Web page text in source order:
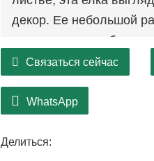
декор. Ее небольшой
полках или в любом
немного праздничного
Связаться сейчас
WhatsApp
Делиться: